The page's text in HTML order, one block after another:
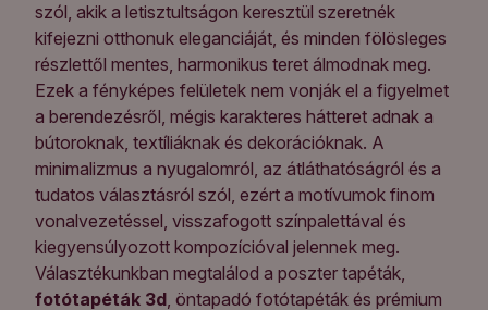
szól, akik a letisztultságon keresztül szeretnék
kifejezni otthonuk eleganciáját, és minden fölösleges
részlettől mentes, harmonikus teret álmodnak meg.
Ezek a fényképes felületek nem vonják el a figyelmet
a berendezésről, mégis karakteres hátteret adnak a
bútoroknak, textíliáknak és dekorációknak. A
minimalizmus a nyugalomról, az átláthatóságról és a
tudatos választásról szól, ezért a motívumok finom
vonalvezetéssel, visszafogott színpalettával és
kiegyensúlyozott kompozícióval jelennek meg.
Választékunkban megtalálod a poszter tapéták,
fotótapéták 3d, öntapadó fotótapéták és prémium